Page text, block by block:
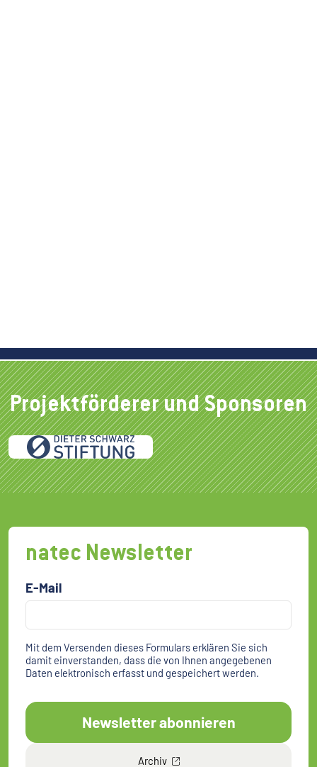
Projektförderer und Sponsoren
natec Newsletter
E-Mail
Mit dem Versenden dieses Formulars erklären Sie sich
damit einverstanden, dass die von Ihnen angegebenen
Daten elektronisch erfasst und gespeichert werden.
Newsletter abonnieren
Archiv